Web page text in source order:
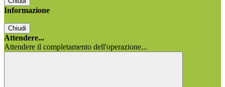
Informazione
Chiudi
Attendere...
Attendere il completamento dell'operazione...